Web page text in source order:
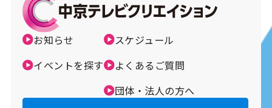
メルマガ登録
お知らせ
イベントを探す
スケジュール
よくあるご質問
団体・法人の方へ